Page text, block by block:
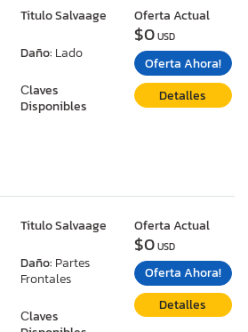
Titulo Salvaage
Daño: Lado
Сlaves
Disponibles
Oferta Actual
$0USD
Oferta Ahora!
Detalles
Titulo Salvaage
Daño: Partes
Frontales
Сlaves
Oferta Actual
$0USD
Oferta Ahora!
Detalles